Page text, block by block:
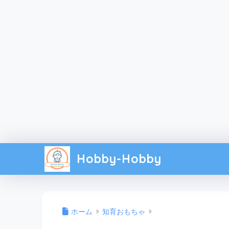
Hobby-Hobby
ホーム 知育おもちゃ